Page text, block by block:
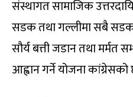
संस्थागत सामाजिक
सडक तथा गल्लीमा सबै
सौर्य बत्ती जडान तथा मर्मत
आह्वान गर्ने योजना कांग्रेसको